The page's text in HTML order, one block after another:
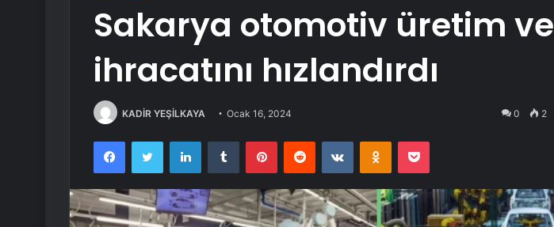
Sakarya otomotiv üretim ve
ihracatını hızlandırdı
KADİR YEŞİLKAYA Ocak 16, 2024 0 2
FacebookTwitter LinkedInTumblr PinterestReddit VKontakteOdnoklassniki
Pocket